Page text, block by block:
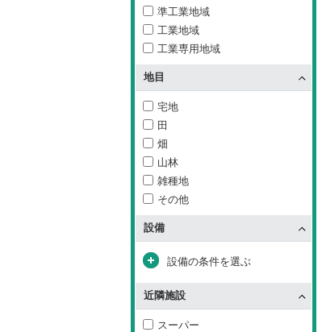
準工業地域
工業地域
工業専用地域
地目
宅地
田
畑
山林
雑種地
その他
設備
設備の条件を選ぶ
近隣施設
スーパー